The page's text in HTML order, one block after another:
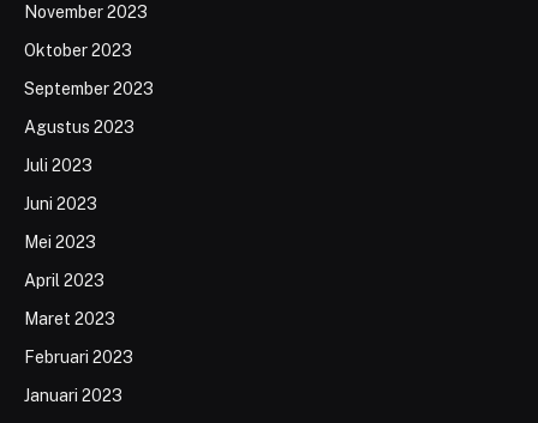
November 2023
Oktober 2023
September 2023
Agustus 2023
Juli 2023
Juni 2023
Mei 2023
April 2023
Maret 2023
Februari 2023
Januari 2023